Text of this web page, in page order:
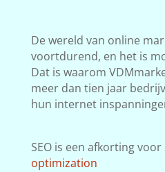
De wereld van online
voortdurend, en het is
Dat is waarom
meer dan tien jaar
hun internet
SEO is een afkorting voor
optimization